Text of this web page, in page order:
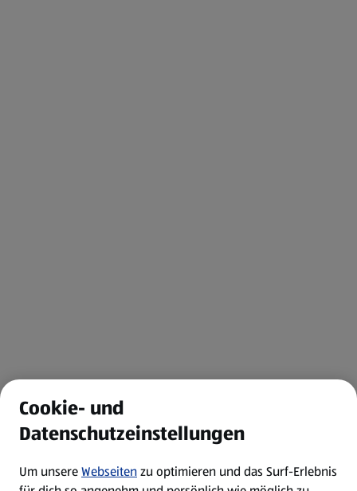
Cookie- und
Datenschutzeinstellungen
Um unsereWebseitenzu optimieren und das Surf-Erlebnis